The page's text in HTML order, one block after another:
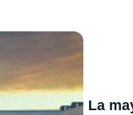
La